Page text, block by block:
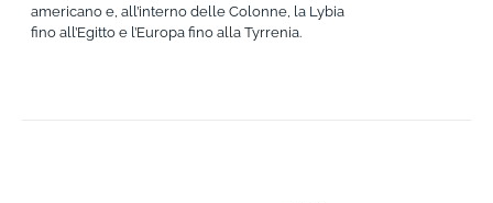
americano e, all’interno delle Colonne, la Lybia
fino all’Egitto e l’Europa fino alla Tyrrenia.